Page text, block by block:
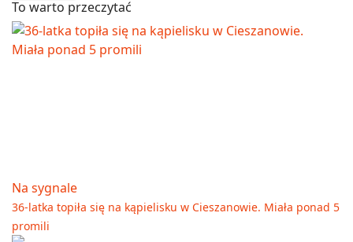
To warto przeczytać
Na sygnale
36-latka topiła się na kąpielisku w Cieszanowie. Miała ponad 5
promili